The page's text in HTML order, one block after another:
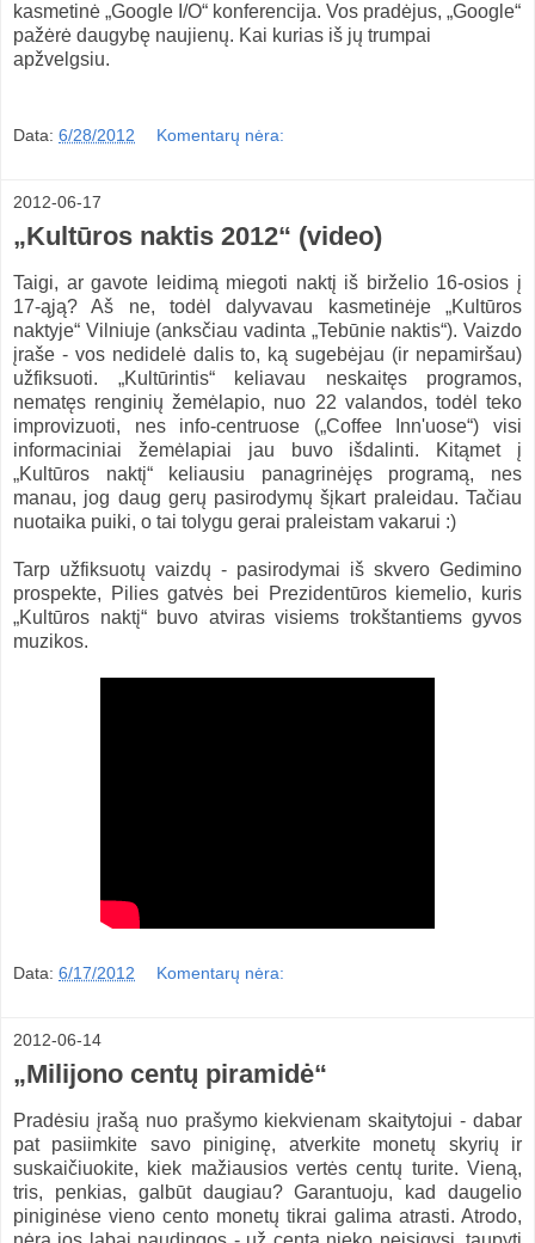
kasmetinė „Google I/O“ konferencija. Vos pradėjus, „Google“
pažėrė daugybę naujienų. Kai kurias iš jų trumpai
apžvelgsiu.
Data: 6/28/2012 Komentarų nėra:
2012-06-17
„Kultūros naktis 2012“ (video)
Taigi, ar gavote leidimą miegoti naktį iš birželio 16-osios į
17-ąją? Aš ne, todėl dalyvavau kasmetinėje „Kultūros
naktyje“ Vilniuje (anksčiau vadinta „Tebūnie naktis“). Vaizdo
įraše - vos nedidelė dalis to, ką sugebėjau (ir nepamiršau)
užfiksuoti. „Kultūrintis“ keliavau neskaitęs programos,
nematęs renginių žemėlapio, nuo 22 valandos, todėl teko
improvizuoti, nes info-centruose („Coffee Inn'uose“) visi
informaciniai žemėlapiai jau buvo išdalinti. Kitąmet į
„Kultūros naktį“ keliausiu panagrinėjęs programą, nes
manau, jog daug gerų pasirodymų šįkart praleidau. Tačiau
nuotaika puiki, o tai tolygu gerai praleistam vakarui :)
Tarp užfiksuotų vaizdų - pasirodymai iš skvero Gedimino
prospekte, Pilies gatvės bei Prezidentūros kiemelio, kuris
„Kultūros naktį“ buvo atviras visiems trokštantiems gyvos
muzikos.
Data: 6/17/2012 Komentarų nėra:
2012-06-14
„Milijono centų piramidė“
Pradėsiu įrašą nuo prašymo kiekvienam skaitytojui - dabar
pat pasiimkite savo piniginę, atverkite monetų skyrių ir
suskaičiuokite, kiek mažiausios vertės centų turite. Vieną,
tris, penkias, galbūt daugiau? Garantuoju, kad daugelio
piniginėse vieno cento monetų tikrai galima atrasti. Atrodo,